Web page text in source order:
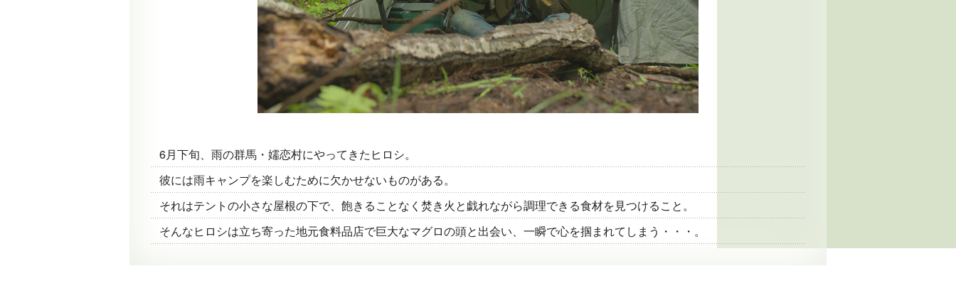
6月下旬、雨の群馬・嬬恋村にやってきたヒロシ。
彼には雨キャンプを楽しむために欠かせないものがある。
それはテントの小さな屋根の下で、飽きることなく焚き火と戯れながら調理できる食材を見つけること。
そんなヒロシは立ち寄った地元食料品店で巨大なマグロの頭と出会い、一瞬で心を掴まれてしまう・・・。